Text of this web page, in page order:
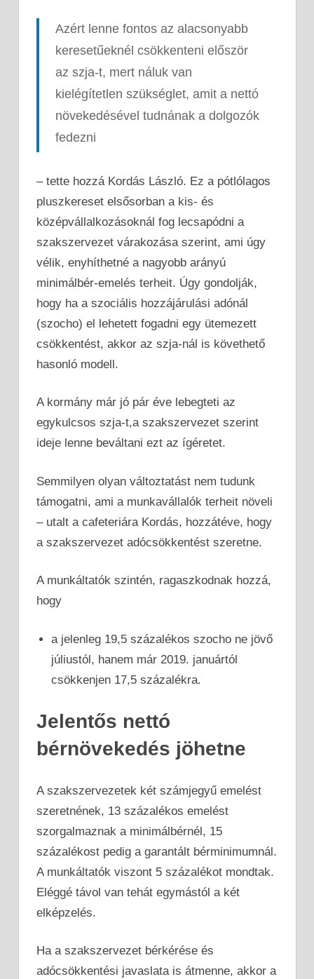
Azért lenne fontos az alacsonyabb
keresetűeknél csökkenteni először
az szja-t, mert náluk van
kielégítetlen szükséglet, amit a nettó
növekedésével tudnának a dolgozók
fedezni
– tette hozzá Kordás László. Ez a pótlólagos
pluszkereset elsősorban a kis- és
középvállalkozásoknál fog lecsapódni a
szakszervezet várakozása szerint, ami úgy
vélik, enyhíthetné a nagyobb arányú
minimálbér-emelés terheit. Úgy gondolják,
hogy ha a szociális hozzájárulási adónál
(szocho) el lehetett fogadni egy ütemezett
csökkentést, akkor az szja-nál is követhető
hasonló modell.
A kormány már jó pár éve lebegteti az
egykulcsos szja-t,a szakszervezet szerint
ideje lenne beváltani ezt az ígéretet.
Semmilyen olyan változtatást nem tudunk
támogatni, ami a munkavállalók terheit növeli
– utalt a cafeteriára Kordás, hozzátéve, hogy
a szakszervezet adócsökkentést szeretne.
A munkáltatók szintén, ragaszkodnak hozzá,
hogy
a jelenleg 19,5 százalékos szocho ne jövő
júliustól, hanem már 2019. januártól
csökkenjen 17,5 százalékra.
Jelentős nettó
bérnövekedés jöhetne
A szakszervezetek két számjegyű emelést
szeretnének, 13 százalékos emelést
szorgalmaznak a minimálbérnél, 15
százalékost pedig a garantált bérminimumnál.
A munkáltatók viszont 5 százalékot mondtak.
Eléggé távol van tehát egymástól a két
elképzelés.
Ha a szakszervezet bérkérése és
adócsökkentési javaslata is átmenne, akkor a